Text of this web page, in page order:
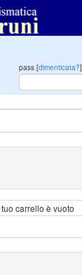
pass [dimenticata?]
tuo carrello è vuoto